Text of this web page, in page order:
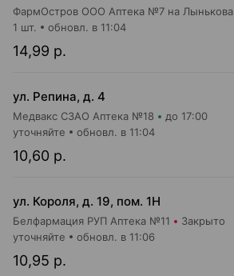
ФармОстров ООО Аптека №7 на Лынькова
14,99 р.
1 шт. обновл. в 11:04
ул. Репина, д. 4
Медвакс СЗАО Аптека №18 до 17:00
10,60 р.
уточняйте обновл. в 11:04
ул. Короля, д. 19, пом. 1Н
Белфармация РУП Аптека №11 Закрыто
10,95 р.
уточняйте обновл. в 11:06